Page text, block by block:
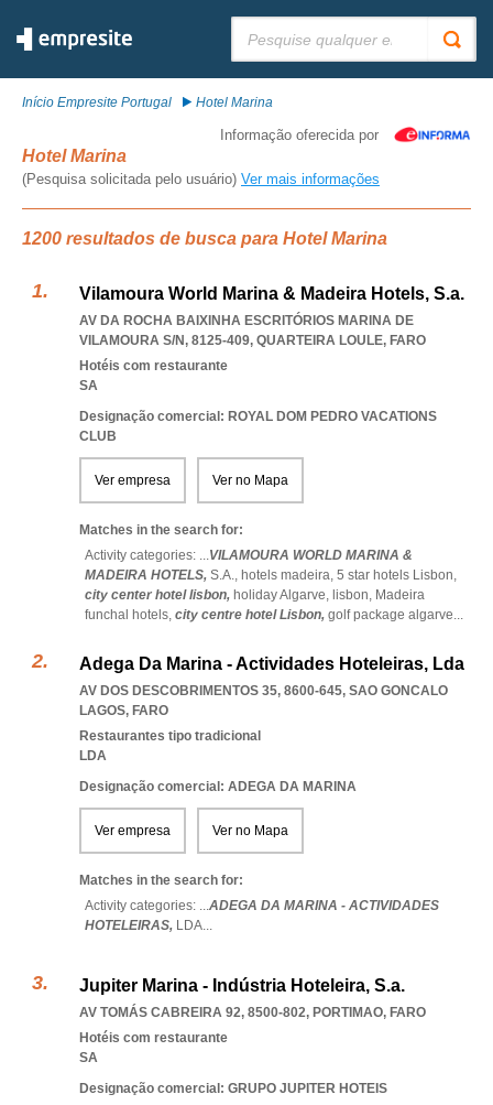
Início Empresite Portugal Hotel Marina
Informação oferecida por
Hotel Marina
(Pesquisa solicitada pelo usuário) Ver mais informações
1200 resultados de busca para Hotel Marina
Vilamoura World Marina & Madeira Hotels, S.a.
AV DA ROCHA BAIXINHA ESCRITÓRIOS MARINA DE
VILAMOURA S/N, 8125-409, QUARTEIRA LOULE, FARO
Hotéis com restaurante
SA
Designação comercial: ROYAL DOM PEDRO VACATIONS
CLUB
Ver empresa Ver no Mapa
Matches in the search for:
Activity categories: ...VILAMOURA WORLD MARINA &
MADEIRA HOTELS, S.A., hotels madeira, 5 star hotels Lisbon,
city center hotel lisbon, holiday Algarve, lisbon, Madeira
funchal hotels, city centre hotel Lisbon, golf package algarve...
Adega Da Marina - Actividades Hoteleiras, Lda
AV DOS DESCOBRIMENTOS 35, 8600-645, SAO GONCALO
LAGOS, FARO
Restaurantes tipo tradicional
LDA
Designação comercial: ADEGA DA MARINA
Ver empresa Ver no Mapa
Matches in the search for:
Activity categories: ...ADEGA DA MARINA - ACTIVIDADES
HOTELEIRAS, LDA...
Jupiter Marina - Indústria Hoteleira, S.a.
AV TOMÁS CABREIRA 92, 8500-802, PORTIMAO, FARO
Hotéis com restaurante
SA
Designação comercial: GRUPO JUPITER HOTEIS